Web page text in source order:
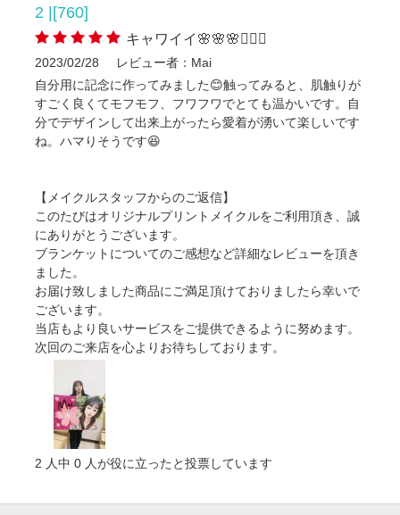
2 |[760]
キャワイイ🌸🌸🌸🙆🏻‍♀️
2023/02/28
レビュー者：Mai
自分用に記念に作ってみました😊触ってみると、肌触りが
すごく良くてモフモフ、フワフワでとても温かいです。自
分でデザインして出来上がったら愛着が湧いて楽しいです
ね。ハマりそうです😆
【メイクルスタッフからのご返信】
このたびはオリジナルプリントメイクルをご利用頂き、誠
にありがとうございます。
ブランケットについてのご感想など詳細なレビューを頂き
ました。
お届け致しました商品にご満足頂けておりましたら幸いで
ございます。
当店もより良いサービスをご提供できるように努めます。
次回のご来店を心よりお待ちしております。
2 人中 0人が役に立ったと投票しています